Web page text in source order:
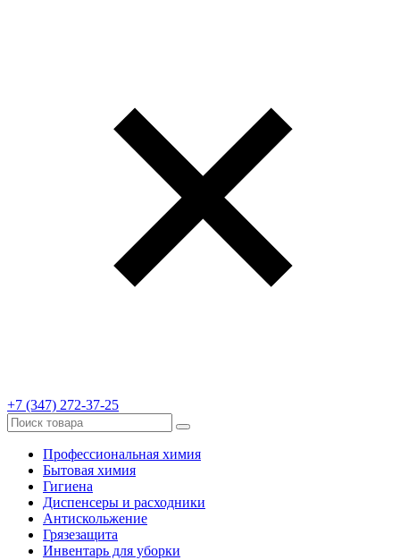
+7 (347) 272-37-25
Профессиональная химия
Бытовая химия
Гигиена
Диспенсеры и расходники
Антискольжение
Грязезащита
Инвентарь для уборки